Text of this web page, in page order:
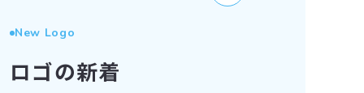
New Logo
ロゴの新着